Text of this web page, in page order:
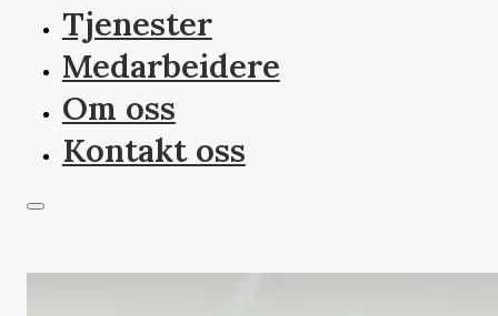
Tjenester
Medarbeidere
Om oss
Kontakt oss